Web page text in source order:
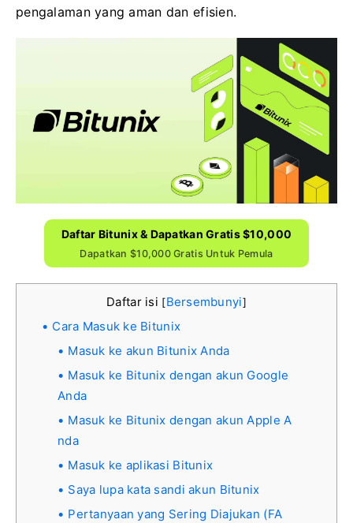
pengalaman yang aman dan efisien.
Daftar Bitunix & Dapatkan Gratis $10,000
Dapatkan $10,000 Gratis Untuk Pemula
Daftar isi [Bersembunyi]
Cara Masuk ke Bitunix
Masuk ke akun Bitunix Anda
Masuk ke Bitunix dengan akun Google
Anda
Masuk ke Bitunix dengan akun Apple A
nda
Masuk ke aplikasi Bitunix
Saya lupa kata sandi akun Bitunix
Pertanyaan yang Sering Diajukan (FA